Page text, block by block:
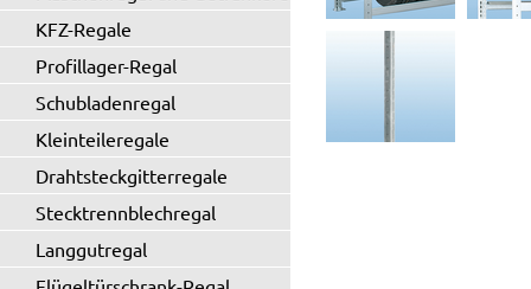
KFZ-Regale
Profillager-Regal
Schubladenregal
Kleinteileregale
Drahtsteckgitterregale
Stecktrennblechregal
Langgutregal